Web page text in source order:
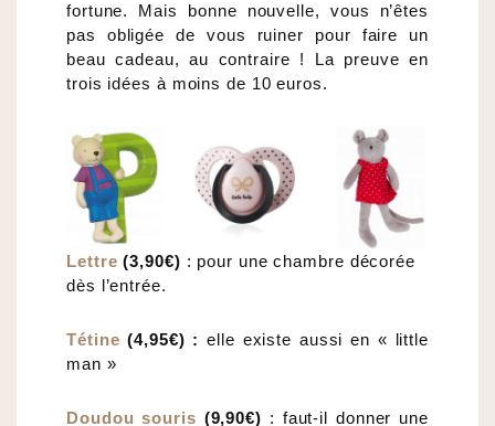
fortune. Mais bonne nouvelle, vous n’êtes
pas obligée de vous ruiner pour faire un
beau cadeau, au contraire ! La preuve en
trois idées à moins de 10 euros.
Lettre (3,90€) : pour une chambre décorée
dès l’entrée.
Tétine (4,95€) :elle existe aussi en « little
man »
Doudou souris (9,90€) : faut-il donner une